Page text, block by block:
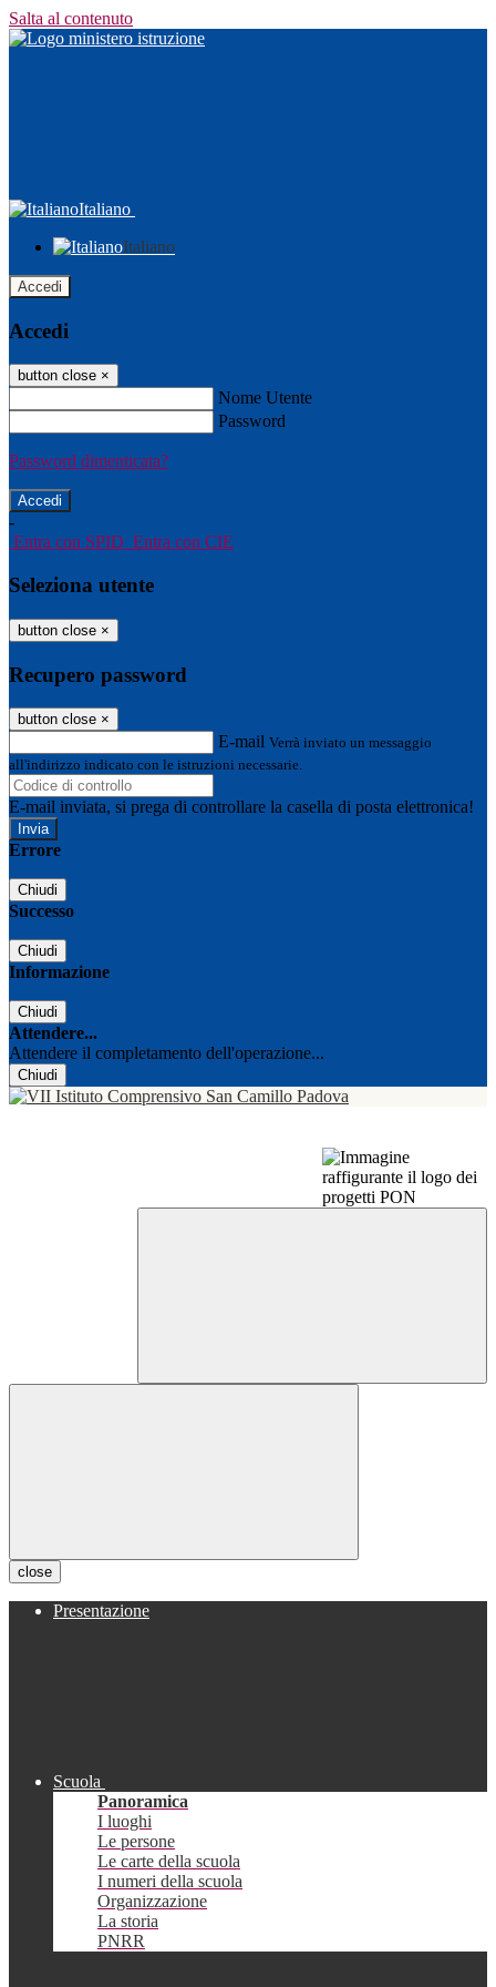
Salta al contenuto
Italiano
Italiano
Accedi
Accedi
button close ×
Nome Utente
Password
Password dimenticata?
-
Entra con SPID Entra con CIE
Seleziona utente
button close ×
Recupero password
button close ×
E-mail Verrà inviato un messaggio
all'indirizzo indicato con le istruzioni necessarie.
E-mail inviata, si prega di controllare la casella di posta elettronica!
Errore
Chiudi
Successo
Chiudi
Informazione
Chiudi
Attendere...
Attendere il completamento dell'operazione...
Chiudi
close
Presentazione
Scuola
Panoramica
I luoghi
Le persone
Le carte della scuola
I numeri della scuola
Organizzazione
La storia
PNRR